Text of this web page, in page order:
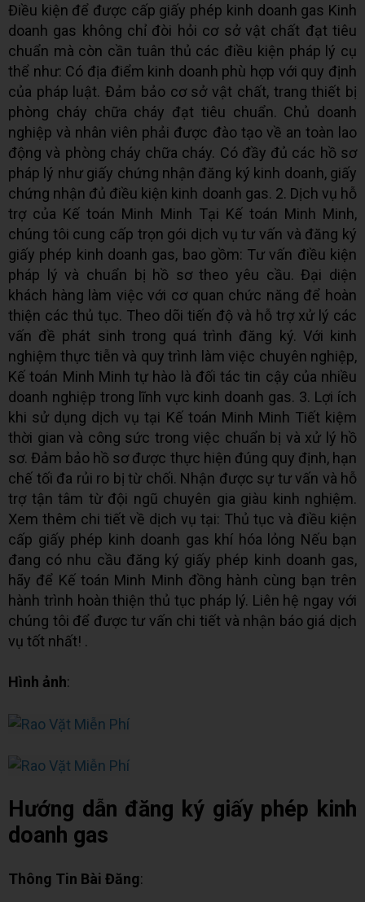
Điều kiện để được cấp giấy phép kinh doanh gas Kinh
doanh gas không chỉ đòi hỏi cơ sở vật chất đạt tiêu
chuẩn mà còn cần tuân thủ các điều kiện pháp lý cụ
thể như: Có địa điểm kinh doanh phù hợp với quy định
của pháp luật. Đảm bảo cơ sở vật chất, trang thiết bị
phòng cháy chữa cháy đạt tiêu chuẩn. Chủ doanh
nghiệp và nhân viên phải được đào tạo về an toàn lao
động và phòng cháy chữa cháy. Có đầy đủ các hồ sơ
pháp lý như giấy chứng nhận đăng ký kinh doanh, giấy
chứng nhận đủ điều kiện kinh doanh gas. 2. Dịch vụ hỗ
trợ của Kế toán Minh Minh Tại Kế toán Minh Minh,
chúng tôi cung cấp trọn gói dịch vụ tư vấn và đăng ký
giấy phép kinh doanh gas, bao gồm: Tư vấn điều kiện
pháp lý và chuẩn bị hồ sơ theo yêu cầu. Đại diện
khách hàng làm việc với cơ quan chức năng để hoàn
thiện các thủ tục. Theo dõi tiến độ và hỗ trợ xử lý các
vấn đề phát sinh trong quá trình đăng ký. Với kinh
nghiệm thực tiễn và quy trình làm việc chuyên nghiệp,
Kế toán Minh Minh tự hào là đối tác tin cậy của nhiều
doanh nghiệp trong lĩnh vực kinh doanh gas. 3. Lợi ích
khi sử dụng dịch vụ tại Kế toán Minh Minh Tiết kiệm
thời gian và công sức trong việc chuẩn bị và xử lý hồ
sơ. Đảm bảo hồ sơ được thực hiện đúng quy định, hạn
chế tối đa rủi ro bị từ chối. Nhận được sự tư vấn và hỗ
trợ tận tâm từ đội ngũ chuyên gia giàu kinh nghiệm.
Xem thêm chi tiết về dịch vụ tại: Thủ tục và điều kiện
cấp giấy phép kinh doanh gas khí hóa lỏng Nếu bạn
đang có nhu cầu đăng ký giấy phép kinh doanh gas,
hãy để Kế toán Minh Minh đồng hành cùng bạn trên
hành trình hoàn thiện thủ tục pháp lý. Liên hệ ngay với
chúng tôi để được tư vấn chi tiết và nhận báo giá dịch
vụ tốt nhất! .
Hình ảnh:
Hướng dẫn đăng ký giấy phép kinh
doanh gas
Thông Tin Bài Đăng: